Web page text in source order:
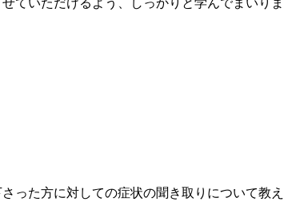
ていただけるよう、しっかりと学んでまいりま
った方に対しての症状の聞き取りについて教え